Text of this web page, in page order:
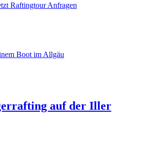
Raftingtour Anfragen
auf der Iller